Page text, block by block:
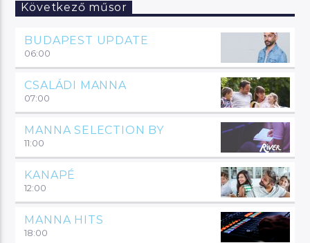
Következő műsor
BUDAPEST UPDATE
06:00
CSALÁDI MANNA
07:00
MANNA SELECTION BY
11:00
KANAPÉ
12:00
MANNA HITS
18:00